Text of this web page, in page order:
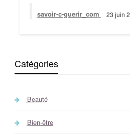
savoir-c-guerir_com 23 juin
Catégories
Beauté
Bien-être